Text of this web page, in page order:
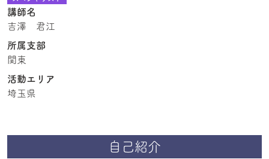
講師名
吉澤 君江
所属支部
関東
活動エリア
埼玉県
自己紹介